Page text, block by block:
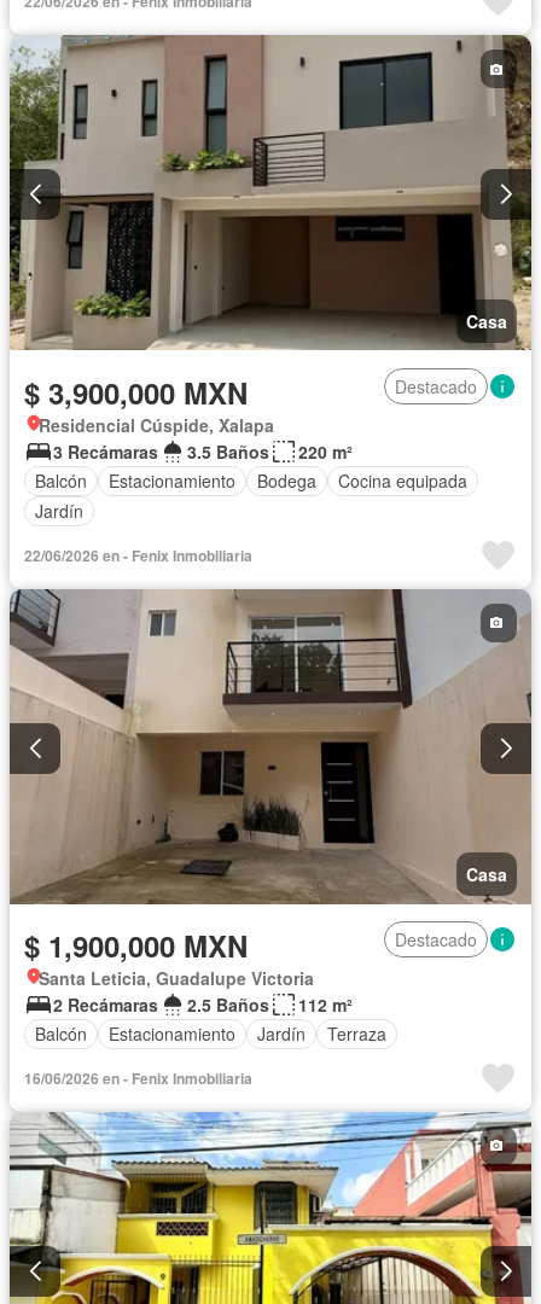
Casa
$ 3,900,000 MXN
Destacado
Residencial Cúspide, Xalapa
3 Recámaras
3.5 Baños
220 m²
Balcón
Estacionamiento Bodega
Cocina equipada
Jardín
22/06/2026 en - Fenix Inmobiliaria
Casa
$ 1,900,000 MXN
Destacado
Santa Leticia, Guadalupe Victoria
2 Recámaras
2.5 Baños
112 m²
Balcón
Estacionamiento Jardín Terraza
16/06/2026 en - Fenix Inmobiliaria